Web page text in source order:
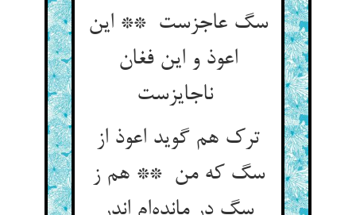
سگ عاجزست ** این
اعوذ و این فغان
ناجایزست
ترک هم گوید اعوذ از
سگ که من ** هم ز